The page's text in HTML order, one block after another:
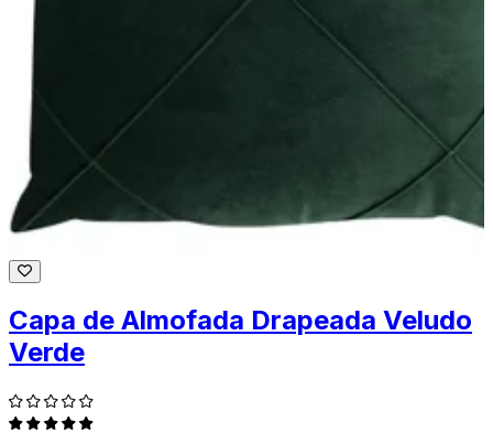
Capa de Almofada Drapeada Veludo
Verde